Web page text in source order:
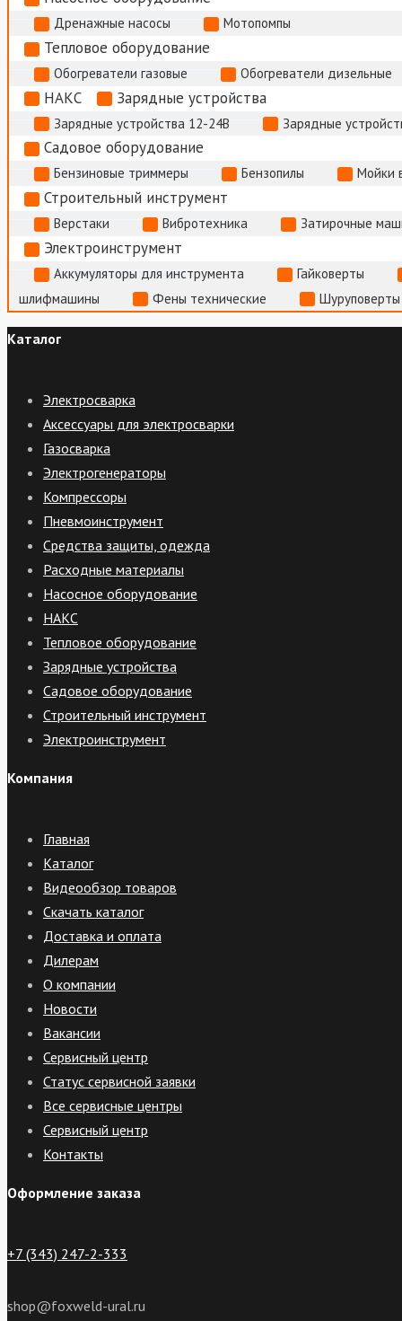
Дренажные насосы Мотопомпы
Тепловое оборудование
Обогреватели газовые Обогреватели дизельные
НАКС Зарядные устройства
Зарядные устройства 12-24В Зарядные
Садовое оборудование
Бензиновые триммеры Бензопилы Мойки
Строительный инструмент
Верстаки Вибротехника Затирочные
Электроинструмент
Аккумуляторы для инструмента
Гайковерты
шлифмашины
Фены технические
Каталог
Электросварка
Аксессуары для электросварки
Газосварка
Электрогенераторы
Компрессоры
Пневмоинструмент
Средства защиты, одежда
Расходные материалы
Насосное оборудование
НАКС
Тепловое оборудование
Зарядные устройства
Садовое оборудование
Строительный инструмент
Электроинструмент
Компания
Главная
Каталог
Видеообзор товаров
Скачать каталог
Доставка и оплата
Дилерам
О компании
Новости
Вакансии
Сервисный центр
Статус сервисной заявки
Все сервисные центры
Сервисный центр
Контакты
Оформление заказа
+7 (343) 247-2-333
shop@foxweld-ural.ru